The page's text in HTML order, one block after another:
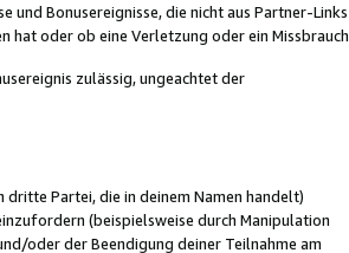
Bonusereignisse, die nicht aus Partner-Links
hat oder ob eine Verletzung oder ein Missbrauch
zulässig, ungeachtet der
Partei, die in deinem Namen handelt)
(beispielsweise durch Manipulation
oder der Beendigung deiner Teilnahme am